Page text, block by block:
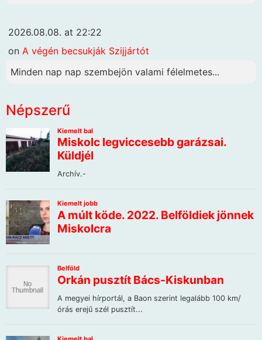
2026.08.08. at 22:22
on A végén becsukják Szijjártót
Minden nap nap szembejön valami félelmetes...
Népszerű